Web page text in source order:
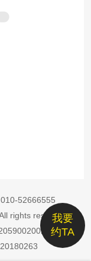
我要
约TA
010-52666555
rights reserved
号